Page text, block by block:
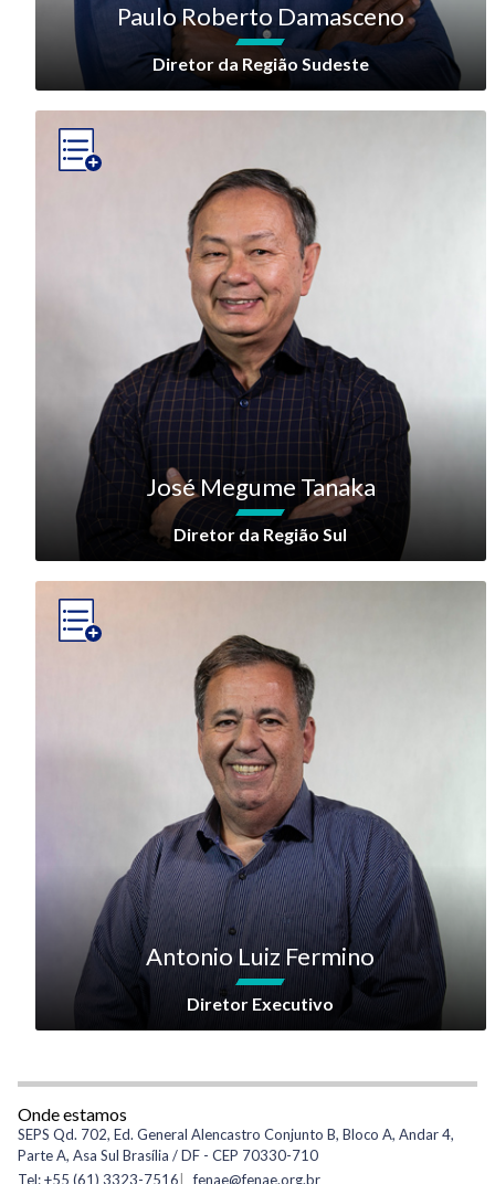
Paulo Roberto Damasceno
Diretor da Região Sudeste
José Megume Tanaka
Diretor da Região Sul
Antonio Luiz Fermino
Diretor Executivo
Onde estamos
SEPS Qd. 702, Ed. General Alencastro Conjunto B, Bloco A, Andar 4,
Parte A, Asa Sul Brasília / DF - CEP 70330-710
Tel: +55 (61) 3323-7516
fenae@fenae.org.br